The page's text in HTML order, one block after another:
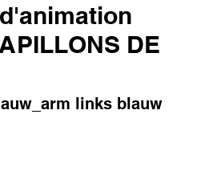
DE
links blauw